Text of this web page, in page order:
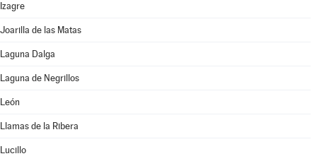
Izagre
Joarilla de las Matas
Laguna Dalga
Laguna de Negrillos
León
Llamas de la Ribera
Lucillo